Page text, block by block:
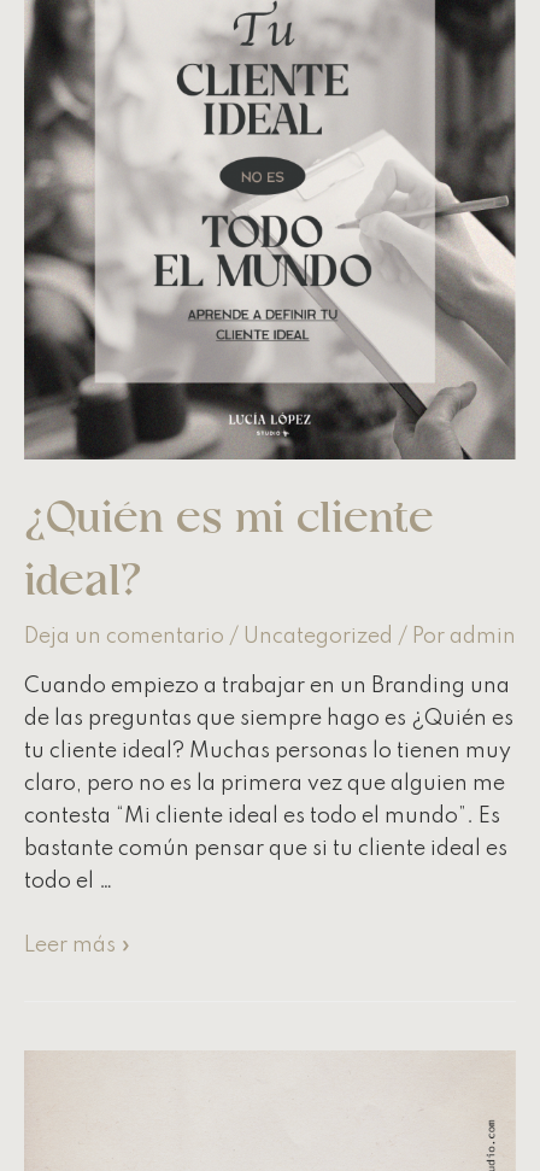
¿Quién es mi cliente
ideal?
Deja un comentario / Uncategorized / Por admin
Cuando empiezo a trabajar en un Branding una
de las preguntas que siempre hago es ¿Quién es
tu cliente ideal? Muchas personas lo tienen muy
claro, pero no es la primera vez que alguien me
contesta “Mi cliente ideal es todo el mundo”. Es
bastante común pensar que si tu cliente ideal es
todo el …
Leer más »